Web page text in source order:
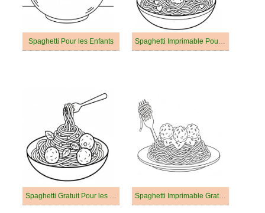
Spaghetti Pour les Enfants Spaghetti Imprimable Pour les Enfants
Spaghetti Gratuit Pour les Enfants Spaghetti Imprimable Gratuit